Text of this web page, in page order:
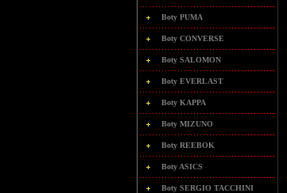
Boty PUMA
Boty CONVERSE
Boty SALOMON
Boty EVERLAST
Boty KAPPA
Boty MIZUNO
Boty REEBOK
Boty ASICS
Boty SERGIO TACCHINI